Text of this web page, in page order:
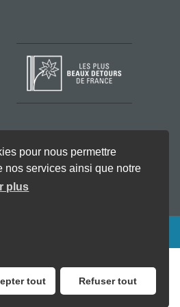
pour nous permettre
nos services ainsi que notre
plus
tout Refuser tout